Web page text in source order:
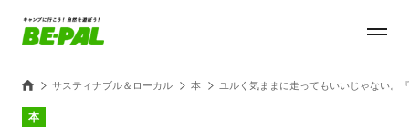
サスティナブル＆ローカル 本 ユルく気ままに走ってもいいじゃない。
本